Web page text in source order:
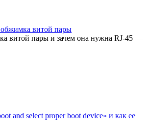
витой пары
витой пары и зачем она нужна RJ-45 —
and select proper boot device» и как ее